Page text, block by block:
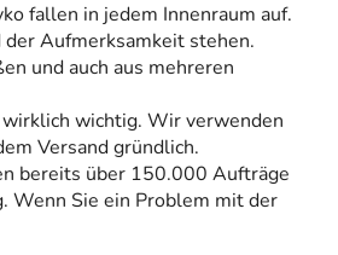
fallen in jedem Innenraum auf.
Aufmerksamkeit stehen.
und auch aus mehreren
wichtig. Wir verwenden
Versand gründlich.
bereits über 150.000 Aufträge
Wenn Sie ein Problem mit der